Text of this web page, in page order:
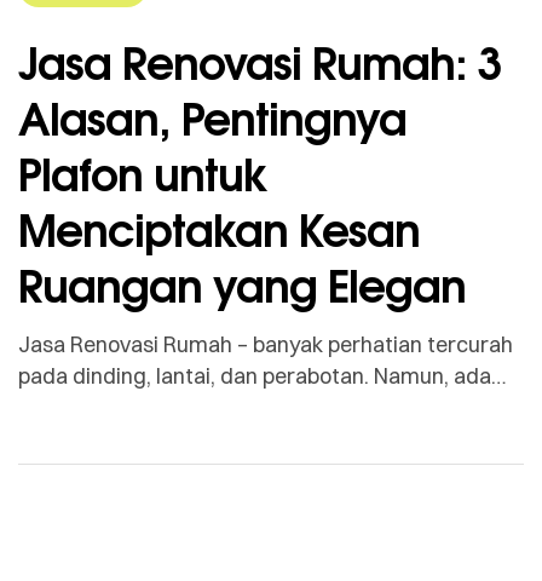
Jasa Renovasi Rumah: 3
Alasan, Pentingnya
Plafon untuk
Menciptakan Kesan
Ruangan yang Elegan
Jasa Renovasi Rumah – banyak perhatian tercurah
pada dinding, lantai, dan perabotan. Namun, ada
menentukan estetika dan kesan elegan sebuah